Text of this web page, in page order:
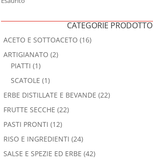
CATEGORIE PRODOTTO
ACETO E SOTTOACETO (16)
ARTIGIANATO (2)
PIATTI (1)
SCATOLE (1)
ERBE DISTILLATE E BEVANDE (22)
FRUTTE SECCHE (22)
PASTI PRONTI (12)
RISO E INGREDIENTI (24)
SALSE E SPEZIE ED ERBE (42)